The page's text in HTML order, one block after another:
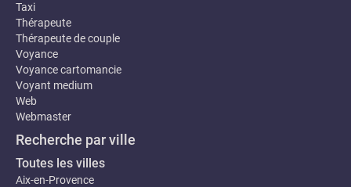
Taxi
Thérapeute
Thérapeute de couple
Voyance
Voyance cartomancie
Voyant medium
Web
Webmaster
Recherche par ville
Toutes les villes
Aix-en-Provence